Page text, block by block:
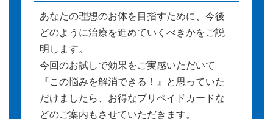
あなたの理想のお体を目指すために、今後
どのように治療を進めていくべきかをご説
明します。
今回のお試しで効果をご実感いただいて
『この悩みを解消できる！』と思っていた
だけましたら、お得なプリペイドカードな
どのご案内もさせていただきます。